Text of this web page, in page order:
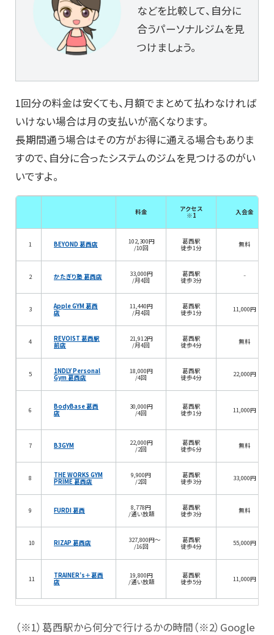
などを比較して、自分に
合うパーソナルジムを見
つけましょう。
1回分の料金は安くても、月額でまとめて払わなければ
いけない場合は月の支払いが高くなります。
長期間通う場合はその方がお得に通える場合もありま
すので、自分に合ったシステムのジムを見つけるのがい
いですよ。
料金 アクセス
※1 入会金
1 BEYOND 葛西店 102,300円
/10回
葛西駅
徒歩1分 無料
2 かたぎり塾 葛西店 33,000円
/月4回
葛西駅
徒歩3分 ⁻
3 Apple GYM 葛西
店
11,440円
/月4回
葛西駅
徒歩1分 11,000円
4 REVOIST 葛西駅
前店
21,912円
/月4回
葛西駅
徒歩4分 無料
5 1NDLY Personal
Gym 葛西店
18,000円
/4回
葛西駅
徒歩4分 22,000円
6 BodyBase 葛西
店
30,000円
/4回
葛西駅
徒歩1分 11,000円
7 B3GYM 22,000円
/2回
葛西駅
徒歩6分 無料
8 THE WORKS GYM
PRIME 葛西店
9,900円
/2回
葛西駅
徒歩3分 33,000円
9 FURDI 葛西 8,778円
/通い放題
葛西駅
徒歩3分 無料
10 RIZAP 葛西店 327,800円～
/16回
葛西駅
徒歩4分 55,000円
11 TRAINER’s＋葛西
店
19,800円
/通い放題
葛西駅
徒歩5分 11,000円
（※1）葛西駅から何分で行けるかの時間（※2）Google